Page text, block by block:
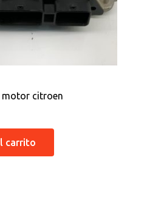
motor citroen
carrito